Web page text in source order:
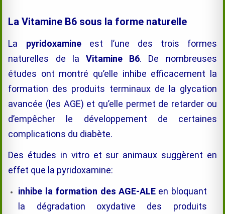
La Vitamine B6 sous la forme naturelle
La pyridoxamine est l’une des trois formes
naturelles de la Vitamine B6. De nombreuses
études ont montré qu’elle inhibe efficacement la
formation des produits terminaux de la glycation
avancée (les AGE) et qu’elle permet de retarder ou
d’empêcher le développement de certaines
complications du diabète.
Des études in vitro et sur animaux suggèrent en
effet que la pyridoxamine:
inhibe la formation des AGE-ALEen bloquant
la dégradation oxydative des produits